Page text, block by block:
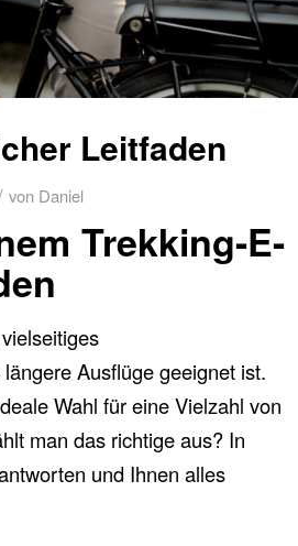
Leitfaden
von Daniel
Trekking-E-
Ausflüge geeignet ist.
Wahl für eine Vielzahl von
man das richtige aus? In
und Ihnen alles